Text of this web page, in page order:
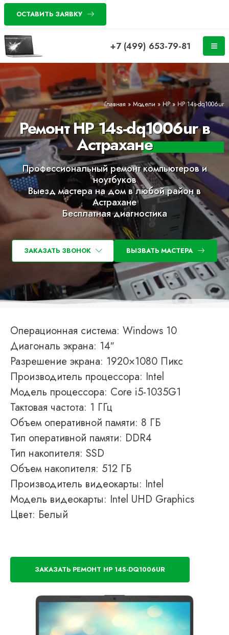
ОСТАВИТЬ ЗАЯВКУ
+7 (499) 653-79-81
Главная » Модели »HP» HP 14s-dq1006ur
Ремонт HP 14s-dq1006ur в
Астрахане
Профессиональный ремонт компьютеров и
ноутбуков
Выезд мастера на дом в любой район в
Астрахане
Бесплатная диагностика
ЗАКАЗАТЬ ЗВОНОК ВЫЗВАТЬ МАСТЕРА
Операционная система: Windows 10
Диагональ экрана: 14″
Разрешение экрана: 1920×1080 Пикс
Производитель процессора: Intel
Модель процессора: Core i5-1035G1
Тактовая частота: 1 ГГц
Объем оперативной памяти: 8 ГБ
Тип оперативной памяти: DDR4
Тип накопителя: SSD
Объем накопителя: 512 ГБ
Производитель видеокарты: Intel
Модель видеокарты: Intel UHD Graphics
Цвет: Белый
ЗАКАЗАТЬ РЕМОНТ HP 14S-DQ1006UR